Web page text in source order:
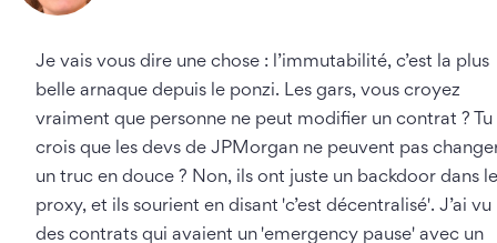
Je vais vous dire une chose : l’immutabilité, c’est la plus
belle arnaque depuis le ponzi. Les gars, vous croyez
vraiment que personne ne peut modifier un contrat ? Tu
crois que les devs de JPMorgan ne peuvent pas
un truc en douce ? Non, ils ont juste un backdoor dans le
proxy, et ils sourient en disant 'c’est décentralisé'. J’ai vu
des contrats qui avaient un 'emergency pause' avec un